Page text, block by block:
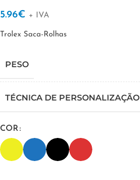
5.96€ + IVA
Trolex Saca-Rolhas
PESO
TÉCNICA DE PERSONALIZAÇÃO
COR